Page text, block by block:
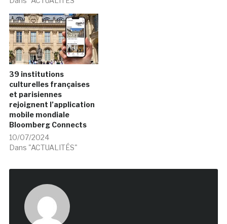
39 institutions
culturelles françaises
et parisiennes
rejoignent l’application
mobile mondiale
Bloomberg Connects
10/07/2024
Dans "ACTUALITÉS"